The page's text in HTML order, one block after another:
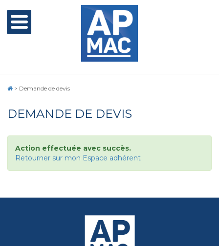
> Demande de devis
DEMANDE DE DEVIS
Action effectuée avec succès.
Retourner sur mon Espace adhérent